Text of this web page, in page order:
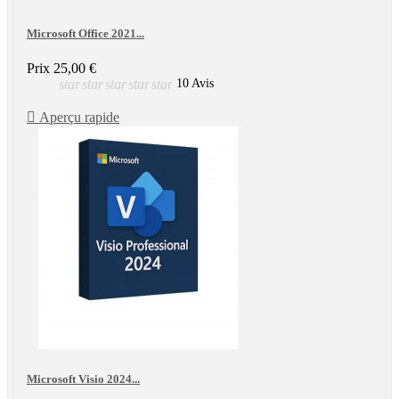
Microsoft Office 2021...
Prix 25,00 €
starstarstarstarstar 10 Avis
 Aperçu rapide
Microsoft Visio 2024...